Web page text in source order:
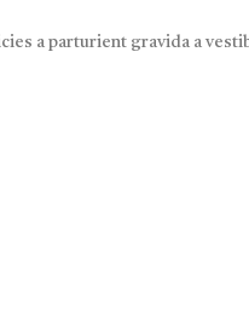
a parturient gravida a